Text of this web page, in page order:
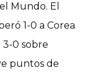
Mundo. El
1-0 a Corea
0 sobre
puntos de